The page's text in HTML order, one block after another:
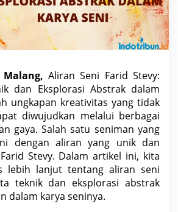
Aliran Seni Farid Stevy:
dan Eksplorasi Abstrak dalam
ungkapan kreativitas yang tidak
diwujudkan melalui berbagai
gaya. Salah satu seniman yang
dengan aliran yang unik dan
Stevy. Dalam artikel ini, kita
lebih lanjut tentang aliran seni
teknik dan eksplorasi abstrak
dalam karya seninya.